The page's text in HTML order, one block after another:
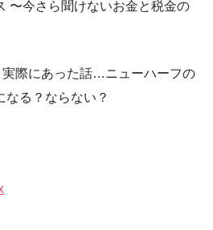
〜今さら聞けないお金と税金の
際にあった話…ニューハーフの
なる？ならない？